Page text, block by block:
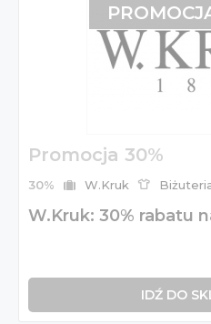
Promocja 30%
30% W.Kruk
W.Kruk: 30% rabatu
IDŹ DO